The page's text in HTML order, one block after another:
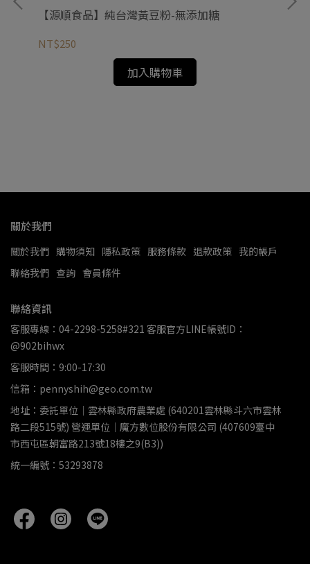
【源順食品】純台灣黃豆粉-無添加糖
NT$250
加入購物車
關於我們
關於我們 購物須知 隱私政策 服務條款 退款政策 我的帳戶
聯絡我們 查詢 會員條件
聯絡資訊
客服專線：04-2298-5258#321 客服官方LINE帳號ID：
@902bihwx
客服時間：9:00-17:30
信箱：pennyshih@geo.com.tw
地址：委託單位｜雲林縣政府農業處 (640201雲林縣斗六市雲林
路二段515號) 營運單位｜魔方數位股份有限公司 (407609臺中
市西屯區朝富路213號18樓之9(B3))
統一編號：53293878